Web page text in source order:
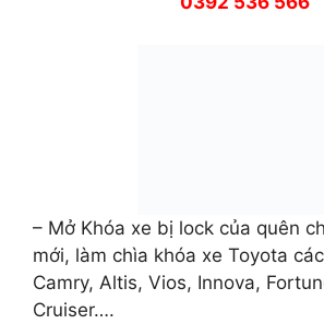
– Mở Khóa xe bị lock của quên
mới, làm chìa khóa xe Toyota
Camry, Altis, Vios, Innova,
Cruiser….